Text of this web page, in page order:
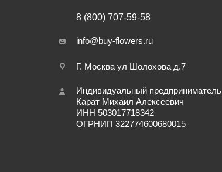
8 (800) 707-59-58
info@buy-flowers.ru
Г. Москва ул Шолохова д.7
Индивидуальный предприниматель
Карат Михаил Алексеевич
ИНН 503017718342
ОГРНИП 322774600680015